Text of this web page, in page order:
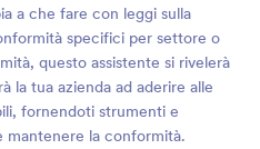
a che fare con leggi sulla
specifici per settore o
questo assistente si rivelerà
la tua azienda ad aderire alle
fornendoti strumenti e
mantenere la conformità.